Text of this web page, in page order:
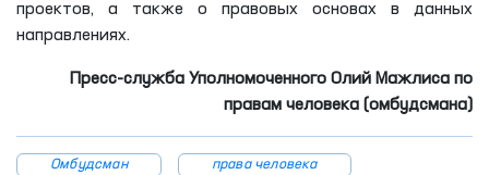
молодёжной политике, возможностях и льготах в
сфере образования, занятости и поддержки стартап-
проектов, а также о правовых основах в данных
Пресс-служба Уполномоченного Олий Мажлиса по
правам человека (омбудсмана)